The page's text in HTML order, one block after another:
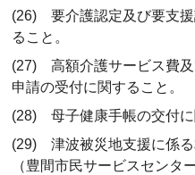
(26) 要介護認定及び要支
ること。
(27) 高額介護サービス費
申請の受付に関すること。
(28) 母子健康手帳の交付に
(29) 津波被災地支援に係る
（豊間市民サービスセンタ